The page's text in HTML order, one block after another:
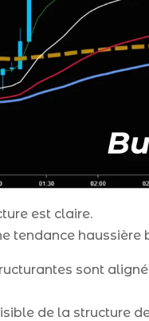
est claire.
tendance haussière
sont
de la structure